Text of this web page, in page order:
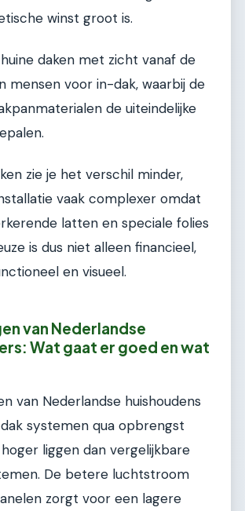
winst groot is.
daken met zicht vanaf de
mensen voor in-dak, waarbij de
de uiteindelijke
zie je het verschil minder,
vaak complexer omdat
latten en speciale folies
is dus niet alleen financieel,
en visueel.
van Nederlandse
Wat gaat er goed en wat
van Nederlandse huishoudens
systemen qua opbrengst
liggen dan vergelijkbare
De betere luchtstroom
zorgt voor een lagere